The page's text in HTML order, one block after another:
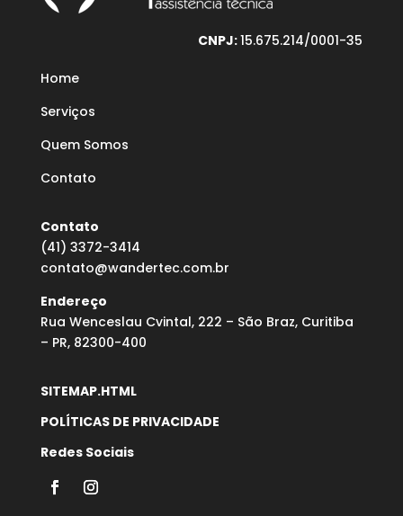
CNPJ:15.675.214/0001-35
Home
Serviços
Quem Somos
Contato
Contato
(41) 3372-3414
contato@wandertec.com.br
Endereço
Rua Wenceslau Cvintal, 222 – São Braz, Curitiba
– PR, 82300-400
SITEMAP.HTML
POLÍTICAS DE PRIVACIDADE
Redes Sociais